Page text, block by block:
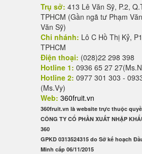
Trụ sở: 413 Lê Văn Sỹ, P.2,
TPHCM (Gần ngã tư Phạm
Văn Sỹ)
Chi nhánh: Lô C Hồ Thị Kỷ,
TPHCM
Điện thoại: (028)22 298 398
Hotline 1: 0936 65 27
Hotline 2: 0977 301 303 -
(Ms.Vy)
Web: 360fruit.vn
360fruit.vn là website trực thuộc
CÔNG TY CỔ PHẦN XUẤT NHẬP
360
GPKD 0313524315 do Sở kế hoạch
Minh cấp 06/11/2015